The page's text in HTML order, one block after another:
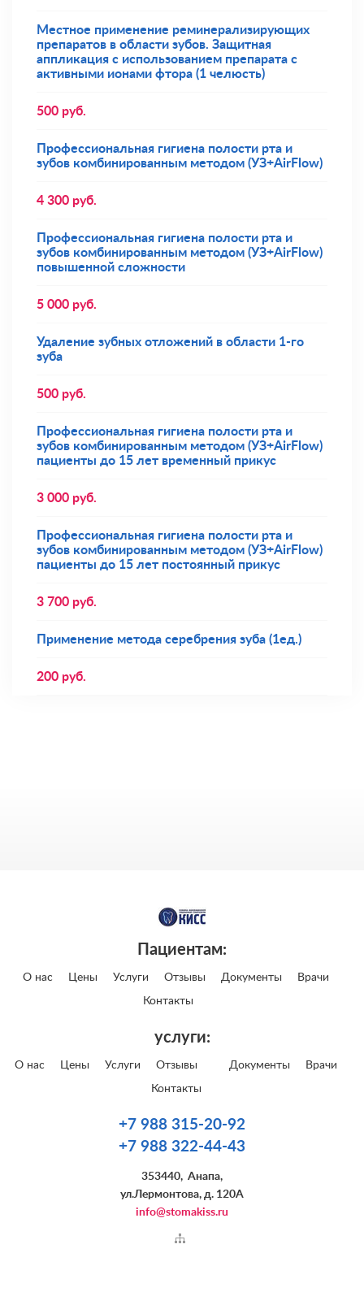
Местное применение реминерализирующих
препаратов в области зубов. Защитная
аппликация с использованием препарата с
активными ионами фтора (1 челюсть)
500 руб.
Профессиональная гигиена полости рта и
зубов комбинированным методом (УЗ+AirFlow)
4 300 руб.
Профессиональная гигиена полости рта и
зубов комбинированным методом (УЗ+AirFlow)
повышенной сложности
5 000 руб.
Удаление зубных отложений в области 1-го
зуба
500 руб.
Профессиональная гигиена полости рта и
зубов комбинированным методом (УЗ+AirFlow)
пациенты до 15 лет временный прикус
3 000 руб.
Профессиональная гигиена полости рта и
зубов комбинированным методом (УЗ+AirFlow)
пациенты до 15 лет постоянный прикус
3 700 руб.
Применение метода серебрения зуба (1ед.)
200 руб.
Пациентам:
О нас Цены Услуги Отзывы Документы Врачи
Контакты
услуги:
О нас Цены Услуги Отзывы Документы Врачи
Контакты
+7 988 315-20-92
+7 988 322-44-43
353440, Анапа,
ул.Лермонтова, д. 120А
info@stomakiss.ru